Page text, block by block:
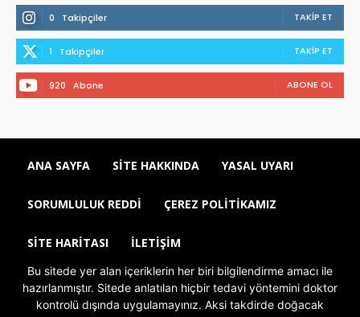
0 Takipçiler TAKIP ET
1 Takipçiler TAKIP ET
920 Abone ABONE OL
ANA SAYFA SITE HAKKINDA YASAL UYARI
SORUMLULUK REDDI ÇEREZ POLITIKAMIZ
SITE HARITASI İLETIŞIM
Bu sitede yer alan içeriklerin her biri bilgilendirme amacı ile
hazırlanmıştır. Sitede anlatılan hiçbir tedavi yöntemini doktor
kontrolü dışında uygulamayınız. Aksi takdirde doğacak